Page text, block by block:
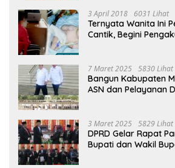
3 April 2018 6031 Lihat
Ternyata Wanita Ini
Cantik, Begini
7 Maret 2025 5830 Lihat
Bangun Kabupaten
ASN dan Pelayanan
3 Maret 2025 5829 Lihat
DPRD Gelar Rapat
Bupati dan Wakil